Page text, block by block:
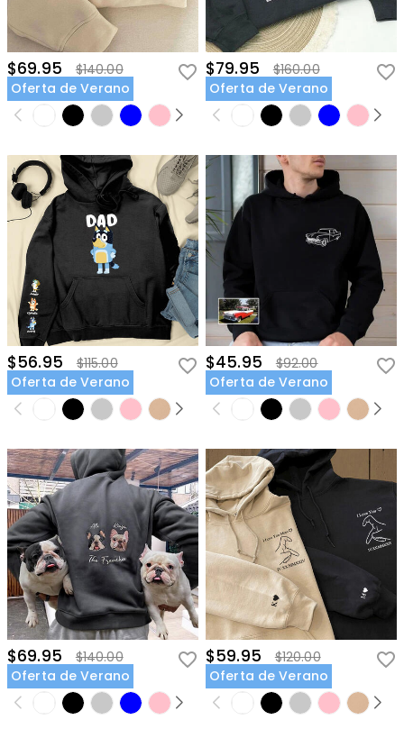
$69.95
$140.00
Oferta de Verano
$79.95
$160.00
Oferta de Verano
$56.95
$115.00
Oferta de Verano
$45.95
$92.00
Oferta de Verano
$69.95
$140.00
Oferta de Verano
$59.95
$120.00
Oferta de Verano